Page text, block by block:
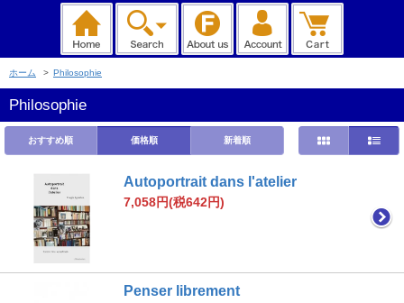
ホーム > Philosophie
Philosophie
おすすめ順 価格順 新着順
Autoportrait dans l'atelier
7,058円(税642円)
Penser librement